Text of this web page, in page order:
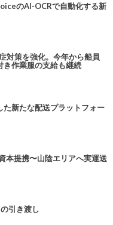
のAI-OCRで自動化する新
対策を強化。今年から船員
き作業服の支給も継続
新たな配送プラットフォー
本提携〜山陰エリアへ実運送
引き渡し